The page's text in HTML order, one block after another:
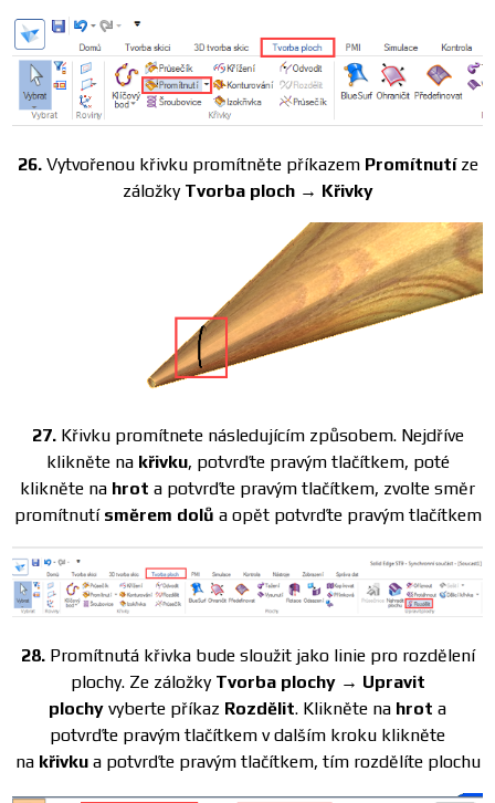
26.Vytvořenou křivku promítněte příkazem Promítnutíze
záložky Tvorba ploch → Křivky
27.Křivku promítnete následujícím způsobem. Nejdříve
klikněte na křivku, potvrďte pravým tlačítkem, poté
klikněte na hrot a potvrďte pravým tlačítkem, zvolte směr
promítnutí směrem dolů a opět potvrďte pravým tlačítkem
28. Promítnutá křivka bude sloužit jako linie pro rozdělení
plochy. Ze záložky Tvorba plochy → Upravit
plochy vyberte příkaz Rozdělit. Klikněte na hrot a
potvrďte pravým tlačítkem v dalším kroku klikněte
nakřivku a potvrďte pravým tlačítkem, tím rozdělíte plochu